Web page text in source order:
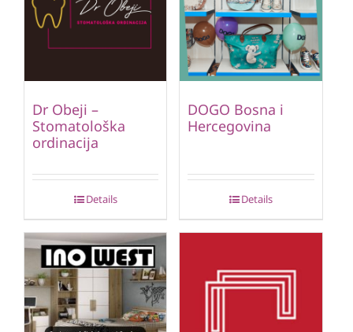
Dr Obeji –
Stomatološka
ordinacija
Details
DOGO Bosna i
Hercegovina
Details